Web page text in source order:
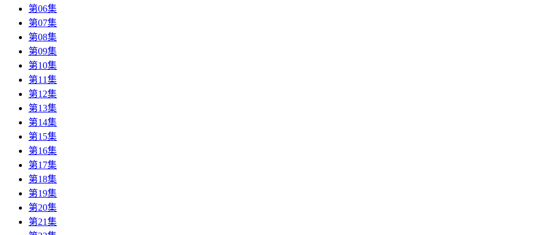
第06集
第07集
第08集
第09集
第10集
第11集
第12集
第13集
第14集
第15集
第16集
第17集
第18集
第19集
第20集
第21集